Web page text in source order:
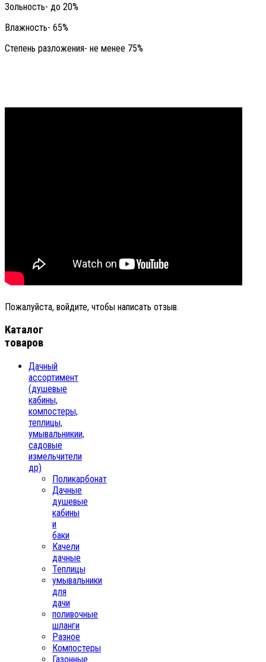
Зольность- до 20%
Влажность- 65%
Степень разложения- не менее 75%
Пожалуйста, войдите, чтобы написать отзыв.
Каталог
товаров
Дачный
ассортимент
(душевые
кабины,
компостеры,
теплицы,
умывальникии,
садовые
измельчители
др)
Поликарбонат
Дачные
душевые
кабины
и
баки
Качели
дачные
Теплицы
умывальники
для
дачи
поливочные
шланги
Разное
Компостеры
Газонные